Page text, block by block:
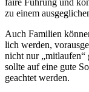
zu einem
Auch Fami­li­en
lich wer­den,
nicht nur „mit­lau­fen“
soll­te auf eine gute
geach­tet wer­den.